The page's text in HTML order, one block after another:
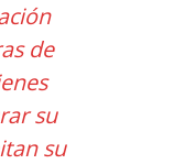
de
su
su